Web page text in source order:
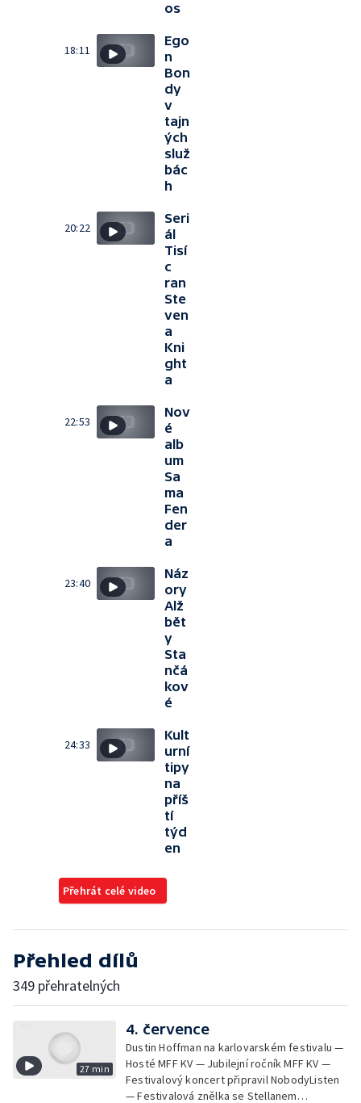
os
18:11
Ego
n
Bon
dy
v
tajn
ých
služ
bác
h
20:22
Seri
ál
Tisí
c
ran
Ste
ven
a
Kni
ght
a
22:53
Nov
é
alb
um
Sa
ma
Fen
der
a
23:40
Náz
ory
Alž
bět
y
Sta
nčá
kov
é
24:33
Kult
urní
tipy
na
příš
tí
týd
en
Přehrát celé video
Přehled dílů
349 přehratelných
27 min
4. července
Dustin Hoffman na karlovarském festivalu —
Hosté MFF KV — Jubilejní ročník MFF KV —
Festivalový koncert připravil NobodyListen
— Festivalová znělka se Stellanem